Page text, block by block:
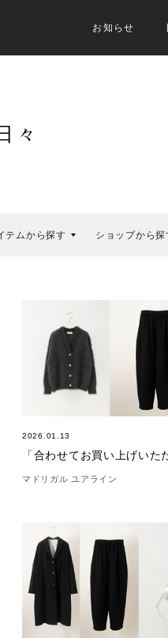
お知らせ
々
テムから探す ショップから探
2026.01.13
マドリガル ユアライン